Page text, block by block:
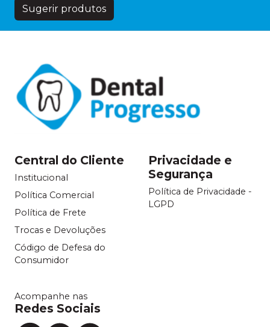
Sugerir produtos
Central do Cliente
Institucional
Política Comercial
Política de Frete
Trocas e Devoluções
Código de Defesa do
Consumidor
Privacidade e
Segurança
Política de Privacidade -
LGPD
Acompanhe nas
Redes Sociais